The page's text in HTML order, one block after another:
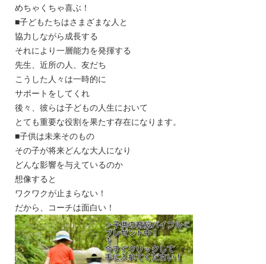
めちゃくちゃ喜ぶ！
■子どもたちはさまざまな人と
協力しながら成長する
それにより一層能力を発揮する
先生、近所の人、友だち
こうした人々は一時的に
サポートをしてくれ
後々、彼らは子どもの人生において
とても重要な役割を果たす存在になります。
■子供は未来そのもの
その子が将来どんな大人になり
どんな影響を与えているのか
想像すると
ワクワクが止まらない！
だから、コーチは面白い！